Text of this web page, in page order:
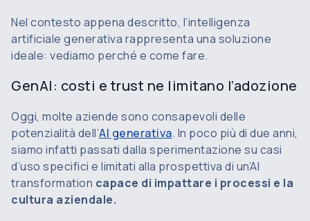
Nel contesto appena descritto, l’intelligenza
artificiale generativa rappresenta una soluzione
ideale: vediamo perché e come fare.
GenAI: costi e trust ne limitano l’adozione
Oggi, molte aziende sono consapevoli delle
potenzialità dell’AI generativa. In poco più di due anni,
siamo infatti passati dalla sperimentazione su casi
d’uso specifici e limitati alla prospettiva di un’AI
transformation capace di impattare i processi e la
cultura aziendale.